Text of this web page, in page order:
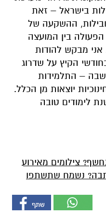
בישראל – זאת
ההשקעה של
הפעולה בין המועצה
אני מבקש להודות
הקיץ על שדרוג
– התלמידות
יוצאות מן הכלל.
לימודים טובה
צילומים מאירוע
נשמח שתשתפו